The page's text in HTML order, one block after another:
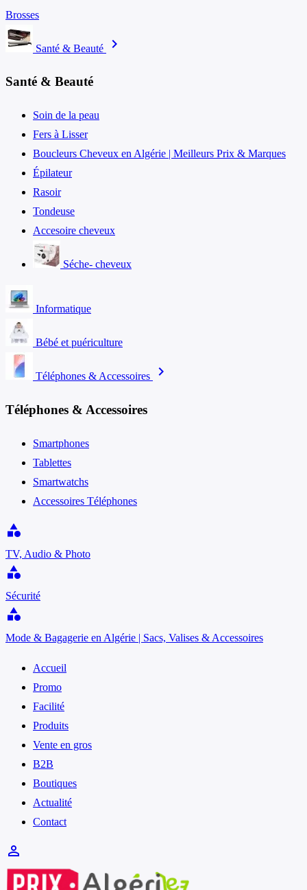
Brosses
Santé & Beauté chevron_right
Santé & Beauté
Soin de la peau
Fers à Lisser
Boucleurs Cheveux en Algérie | Meilleurs Prix & Marques
Épilateur
Rasoir
Tondeuse
Accesoire cheveux
Séche- cheveux
Informatique
Bébé et puériculture
Téléphones & Accessoires chevron_right
Téléphones & Accessoires
Smartphones
Tablettes
Smartwatchs
Accessoires Téléphones
category
TV, Audio & Photo
category
Sécurité
category
Mode & Bagagerie en Algérie | Sacs, Valises & Accessoires
Accueil
Promo
Facilité
Produits
Vente en gros
B2B
Boutiques
Actualité
Contact
person_outline